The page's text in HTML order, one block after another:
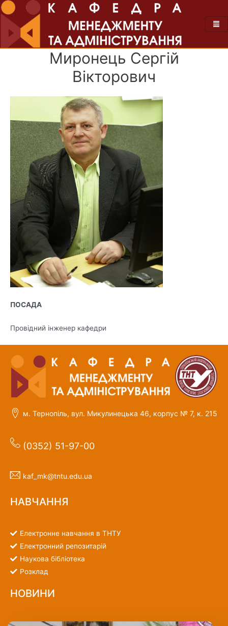
Миронець Сергій
Вікторович
ПОСАДА
Провідний інженер кафедри
м. Тернопіль, вул. Микулинецька 46, корпус № 7, к. 215
(0352) 51-97-00
kaf_mk@tntu.edu.ua
НАВЧАННЯ
Електронне навчання в ТНТУ
Електронний репозитарій
Наукова бібліотека
Розклад
НОВИНИ